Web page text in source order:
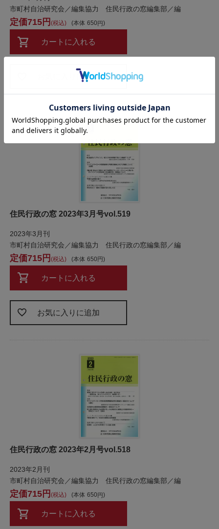
市町村自治研究会／編集協力 住民行政の窓編集部／編
本体 650
715 税込
カートに入れる
お気に入りに追加
住民行政の窓 2023年3月号vol.519
2023年3月刊
市町村自治研究会／編集協力 住民行政の窓編集部／編
本体 650
715 税込
カートに入れる
お気に入りに追加
住民行政の窓 2023年2月号vol.518
2023年2月刊
市町村自治研究会／編集協力 住民行政の窓編集部／編
本体 650
715 税込
カートに入れる